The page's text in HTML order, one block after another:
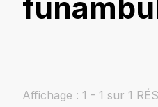
Affichage : 1 - 1 sur 1